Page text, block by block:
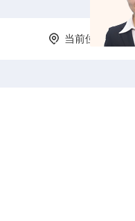
当前位置： 首页